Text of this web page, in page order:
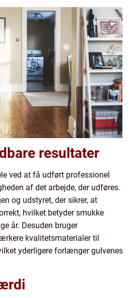
resultater
ved at få udført professionel
af det arbejde, der udføres.
og udstyret, der sikrer, at
hvilket betyder smukke
år. Desuden bruger
kvalitetsmaterialer til
yderligere forlænger gulvenes